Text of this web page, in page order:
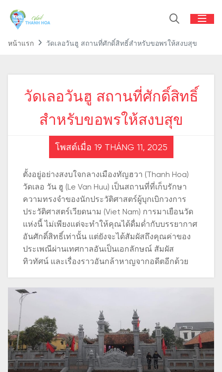
หน้าแรก วัดเลอวันฮู สถานที่ศักดิ์สิทธิ์สำหรับขอพรให้สงบสุข
วัดเลอวันฮู สถานที่ศักดิ์สิทธิ์
สำหรับขอพรให้สงบสุข
โพสต์เมื่อ 19 THÁNG 11, 2025
ตั้งอยู่อย่างสงบใจกลางเมืองทัญฮวา (Thanh Hoa)
วัดเลอ วัน ฮู (Le Van Huu) เป็นสถานที่ที่เก็บรักษา
ความทรงจำของนักประวัติศาสตร์ผู้บุกเบิกวงการ
ประวัติศาสตร์เวียดนาม (Viet Nam) การมาเยือนวัด
แห่งนี้ ไม่เพียงแต่จะทำให้คุณได้ดื่มด่ำกับบรรยากาศ
อันศักดิ์สิทธิ์เท่านั้น แต่ยังจะได้สัมผัสถึงคุณค่าของ
ประเพณีผ่านเทศกาลอันเป็นเอกลักษณ์ สัมผัส
ทิวทัศน์ และเรื่องราวอันกล้าหาญจากอดีตอีกด้วย